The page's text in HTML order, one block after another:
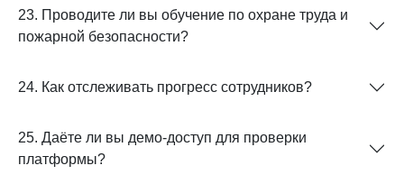
23. Проводите ли вы обучение по охране труда и
пожарной безопасности?
24. Как отслеживать прогресс сотрудников?
25. Даёте ли вы демо-доступ для проверки
платформы?